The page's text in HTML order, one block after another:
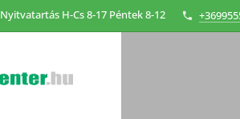
Nyitvatartás H-Cs 8-17 Péntek 8-12